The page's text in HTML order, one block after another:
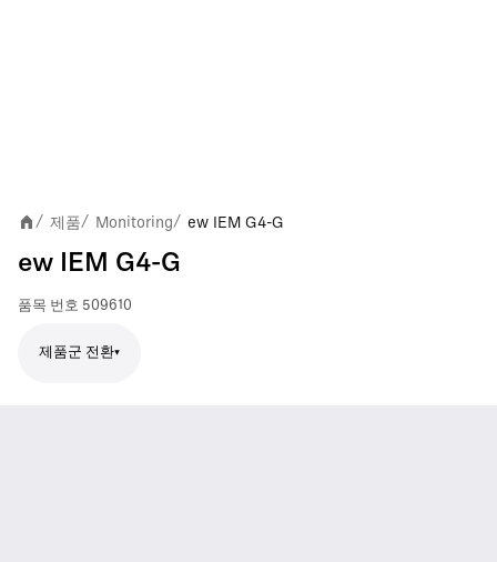
/ 제품/ Monitoring/ ew IEM G4-G
ew IEM G4-G
품목 번호 509610
제품군 전환